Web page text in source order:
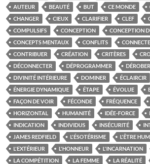
AUTEUR
BEAUTÉ BUT CE MONDE
CHANGER
CIEUX CLARIFIER CLEF
COMPULSIFS
CONCEPTION
CONCEPTION
CONCEPTS MENTAUX
CONFLITS
CONTRIBUER
CRÉATION CRITÈRES
DÉCONNECTER
DÉPROGRAMMER
DIVINITÉ INTÉRIEURE
DOMINER ÉCLAIRCIR
ÉNERGIE DYNAMIQUE
ÉTAPE ÉVOLUE
FAÇON DE VOIR
FÉCONDE FRÉQUENCE
HORIZONTAL
HUMANITÉ IDÉE-FORCE
INDICATION
INDIVIDUS INSÉCURITÉ
JAMES REDFIELD
L'ÉSOTÉRISME L'ÊTRE
L'EXTÉRIEUR
L'HONNEUR L'INCARNATION
LA COMPÉTITION
LA FEMME LA RÉALITÉ